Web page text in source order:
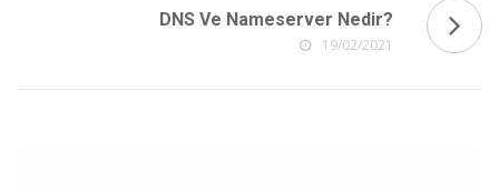
DNS Ve Nameserver Nedir?
19/02/2021